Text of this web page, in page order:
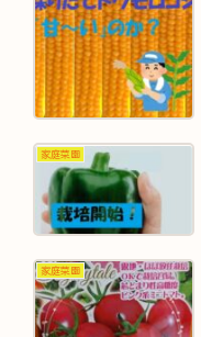
家庭菜園
家庭菜園